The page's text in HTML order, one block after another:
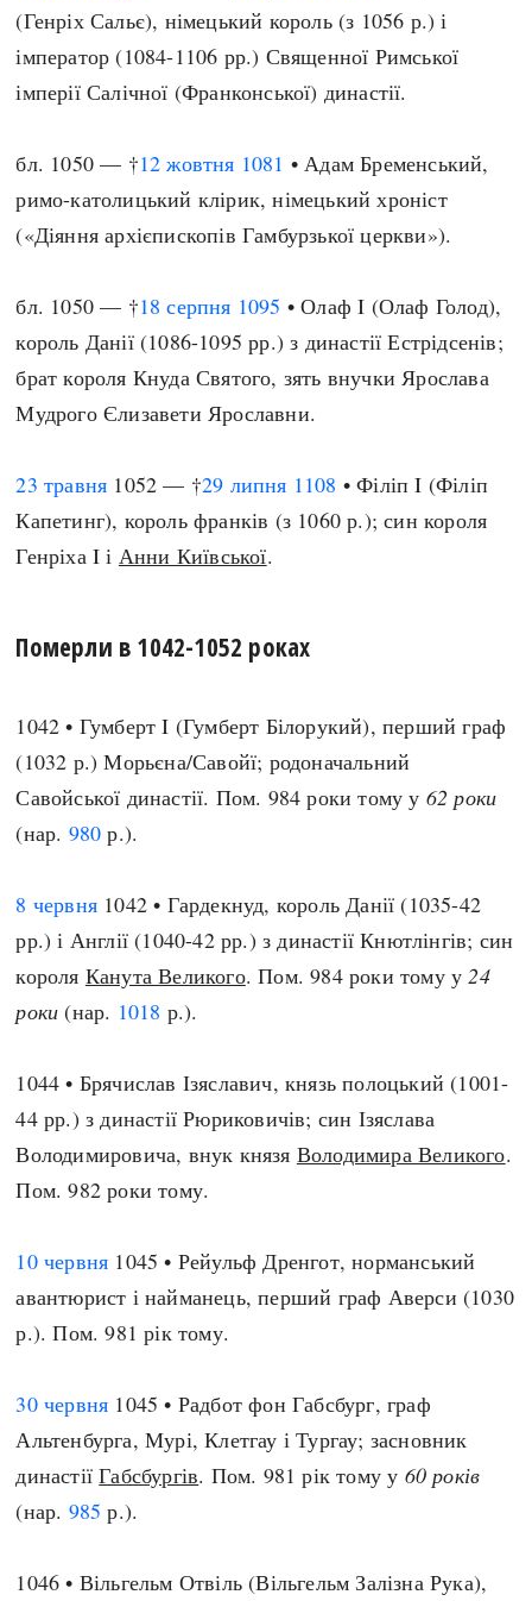
(Генріх Сальє), німецький король (з 1056 р.) і
імператор (1084-1106 рр.) Священної Римської
імперії Салічної (Франконської) династії.
бл. 1050 — †12 жовтня 1081 • Адам Бременський,
римо-католицький клірик, німецький хроніст
(«Діяння архієпископів Гамбурзької церкви»).
бл. 1050 — †18 серпня 1095 • Олаф I (Олаф Голод),
король Данії (1086-1095 рр.) з династії Естрідсенів;
брат короля Кнуда Святого, зять внучки Ярослава
Мудрого Єлизавети Ярославни.
23 травня 1052 — †29 липня 1108 • Філіп I (Філіп
Капетинг), король франків (з 1060 р.); син короля
Генріха I і Анни Київської.
Померли в 1042-1052 роках
1042 • Гумберт I (Гумберт Білорукий), перший граф
(1032 р.) Морьєна/Савойї; родоначальний
Савойської династії. Пом. 984 роки тому у 62 роки
(нар. 980 р.).
8 червня 1042 • Гардекнуд, король Данії (1035-42
рр.) і Англії (1040-42 рр.) з династії Кнютлінгів; син
короля Канута Великого. Пом. 984 роки тому у24
роки (нар. 1018 р.).
1044 • Брячислав Ізяславич, князь полоцький (1001-
44 рр.) з династії Рюриковичів; син Ізяслава
Володимировича, внук князя Володимира Великого.
Пом. 982 роки тому.
10 червня 1045 • Рейульф Дренгот, норманський
авантюрист і найманець, перший граф Аверси (1030
р.). Пом. 981 рік тому.
30 червня 1045 • Радбот фон Габсбург, граф
Альтенбурга, Мурі, Клетгау і Тургау; засновник
династіїГабсбургів. Пом. 981 рік тому у 60 років
(нар. 985 р.).
1046 • Вільгельм Отвіль (Вільгельм Залізна Рука),